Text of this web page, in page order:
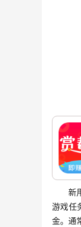
新
游戏任
金。通